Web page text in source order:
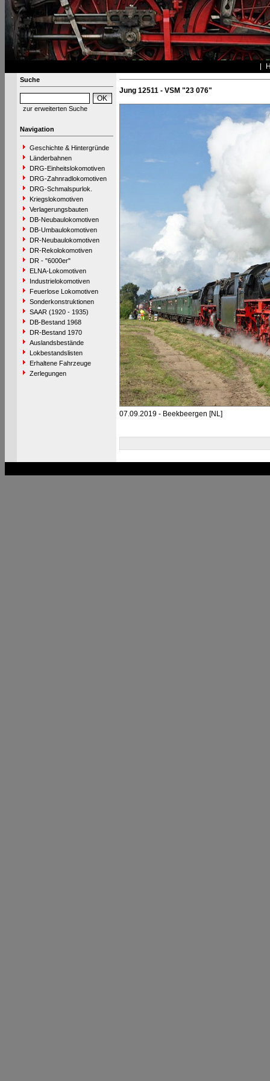
Suche
zur erweiterten Suche
Navigation
Geschichte & Hintergründe
Länderbahnen
DRG-Einheitslokomotiven
DRG-Zahnradlokomotiven
DRG-Schmalspurlok.
Kriegslokomotiven
Verlagerungsbauten
DB-Neubaulokomotiven
DB-Umbaulokomotiven
DR-Neubaulokomotiven
DR-Rekolokomotiven
DR - "6000er"
ELNA-Lokomotiven
Industrielokomotiven
Feuerlose Lokomotiven
Sonderkonstruktionen
SAAR (1920 - 1935)
DB-Bestand 1968
DR-Bestand 1970
Auslandsbestände
Lokbestandslisten
Erhaltene Fahrzeuge
Zerlegungen
Jung 12511 - VSM "23 076"
07.09.2019 - Beekbeergen [NL]